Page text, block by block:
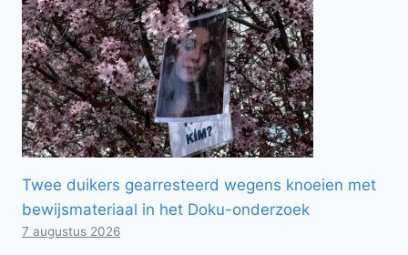
Twee duikers gearresteerd wegens knoeien met
bewijsmateriaal in het Doku-onderzoek
7 augustus 2026